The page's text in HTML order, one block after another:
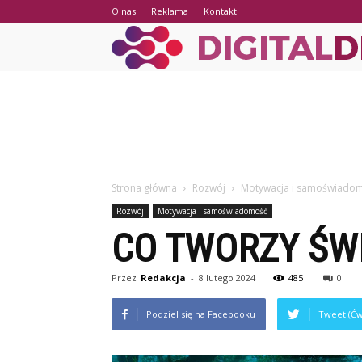
O nas Reklama Kontakt
Strona główna Rozwój Motywacja i
Rozwój Motywacja i samoświadomość
CO TWORZY
Przez Redakcja - 8 lutego 2024 485 0
Podziel się na Facebooku Tweet